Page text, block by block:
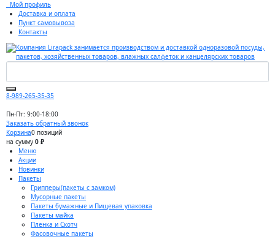
Мой профиль
Доставка и оплата
Пункт самовывоза
Контакты
8-989-265-35-35
Пн-Пт: 9:00-18:00
Заказать обратный звонок
Корзина0 позиций
на сумму 0 ₽
Меню
Акции
Новинки
Пакеты
Грипперы(пакеты с замком)
Мусорные пакеты
Пакеты бумажные и Пищевая упаковка
Пакеты майка
Пленка и Скотч
Фасовочные пакеты